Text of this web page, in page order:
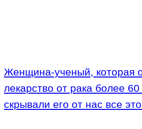
Женщина-ученый, которая
лекарство от рака более
скрывали его от нас все